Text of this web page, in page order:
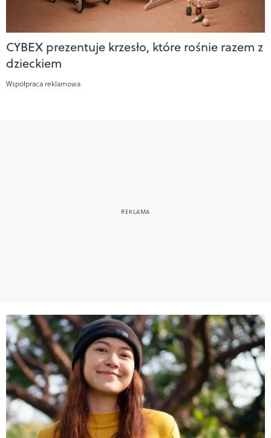
CYBEX prezentuje krzesło, które rośnie razem z
dzieckiem
Współpraca reklamowa